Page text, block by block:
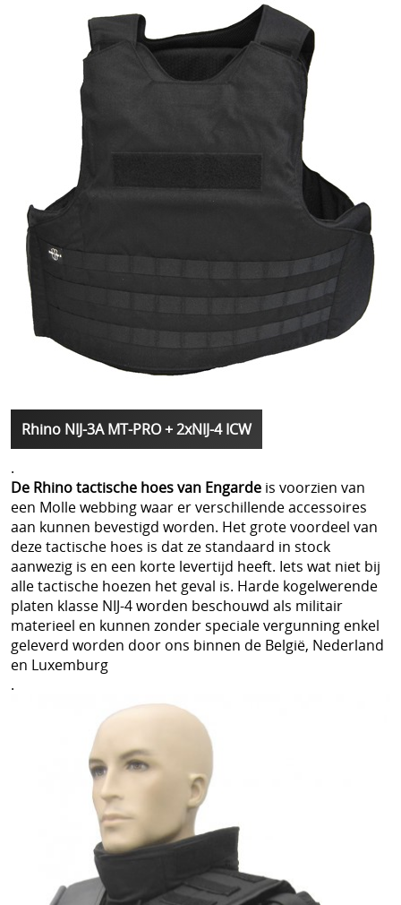
Rhino NIJ-3A MT-PRO + 2xNIJ-4 ICW
.
De Rhino tactische hoes van Engarde is voorzien van
een Molle webbing waar er verschillende accessoires
aan kunnen bevestigd worden. Het grote voordeel van
deze tactische hoes is dat ze standaard in stock
aanwezig is en een korte levertijd heeft. Iets wat niet bij
alle tactische hoezen het geval is. Harde kogelwerende
platen klasse NIJ-4 worden beschouwd als militair
materieel en kunnen zonder speciale vergunning enkel
geleverd worden door ons binnen de België, Nederland
en Luxemburg
.